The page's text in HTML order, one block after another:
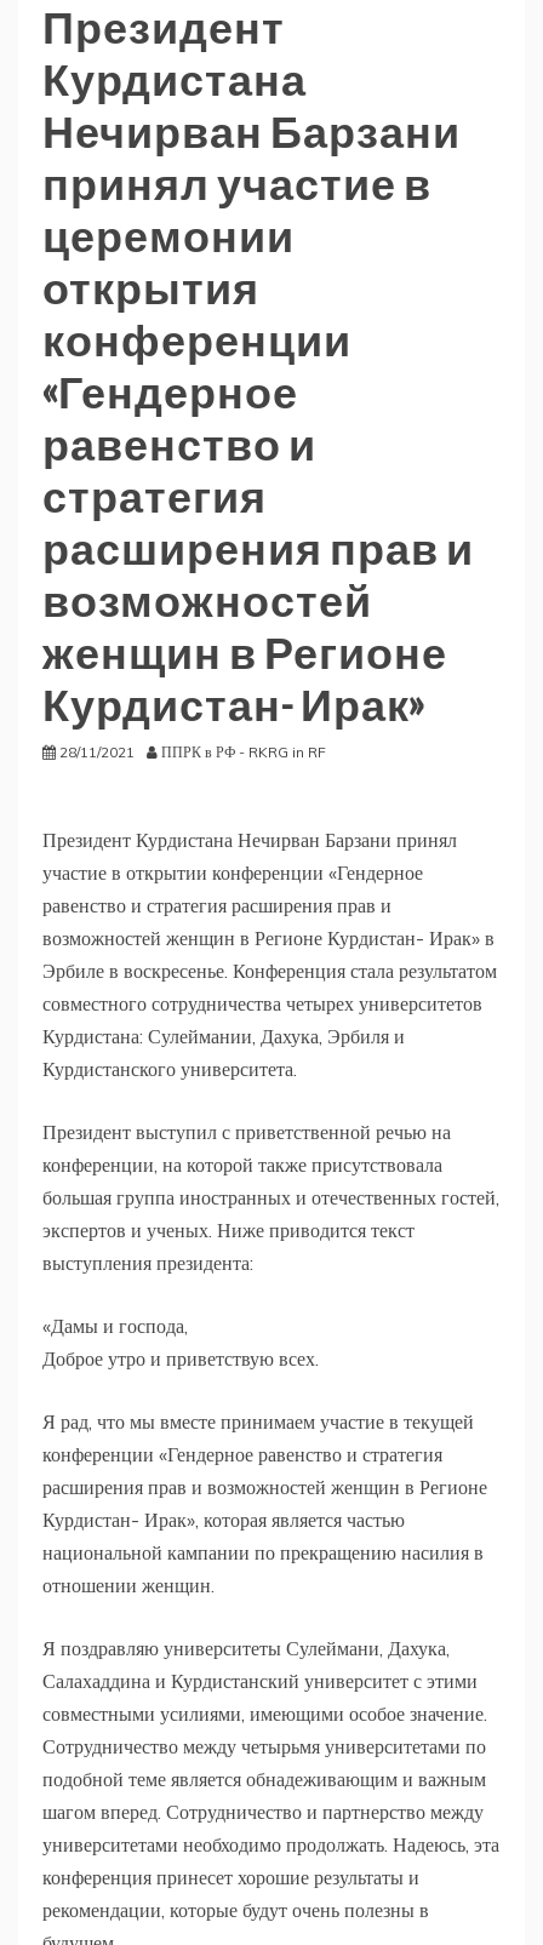
Президент
Курдистана
Нечирван Барзани
принял участие в
церемонии
открытия
конференции
«Гендерное
равенство и
стратегия
расширения прав и
возможностей
женщин в Регионе
Курдистан- Ирак»
28/11/2021 ППРК в РФ - RKRG in RF
Президент Курдистана Нечирван Барзани принял
участие в открытии конференции «Гендерное
равенство и стратегия расширения прав и
возможностей женщин в Регионе Курдистан- Ирак» в
Эрбиле в воскресенье. Конференция стала результатом
совместного сотрудничества четырех университетов
Курдистана: Сулеймании, Дахука, Эрбиля и
Курдистанского университета.
Президент выступил с приветственной речью на
конференции, на которой также присутствовала
большая группа иностранных и отечественных гостей,
экспертов и ученых. Ниже приводится текст
выступления президента:
«Дамы и господа,
Доброе утро и приветствую всех.
Я рад, что мы вместе принимаем участие в текущей
конференции «Гендерное равенство и стратегия
расширения прав и возможностей женщин в Регионе
Курдистан- Ирак», которая является частью
национальной кампании по прекращению насилия в
отношении женщин.
Я поздравляю университеты Сулеймани, Дахука,
Салахаддина и Курдистанский университет с этими
совместными усилиями, имеющими особое значение.
Сотрудничество между четырьмя университетами по
подобной теме является обнадеживающим и важным
шагом вперед. Сотрудничество и партнерство между
университетами необходимо продолжать. Надеюсь, эта
конференция принесет хорошие результаты и
рекомендации, которые будут очень полезны в